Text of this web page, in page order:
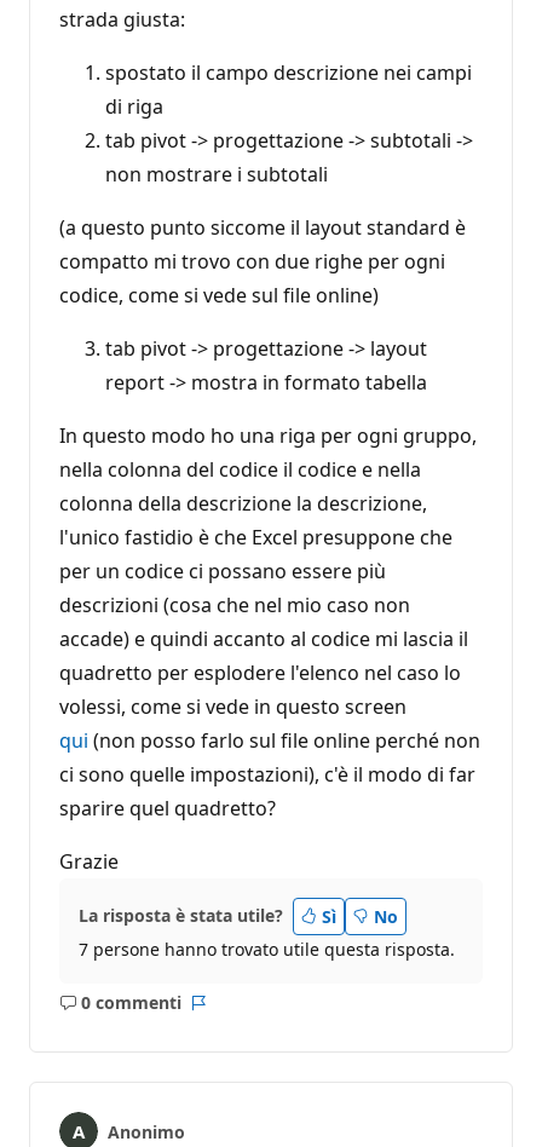
strada giusta:
spostato il campo descrizione nei campi
di riga
tab pivot -> progettazione -> subtotali ->
non mostrare i subtotali
(a questo punto siccome il layout standard è
compatto mi trovo con due righe per ogni
codice, come si vede sul file online)
tab pivot -> progettazione -> layout
report -> mostra in formato tabella
In questo modo ho una riga per ogni gruppo,
nella colonna del codice il codice e nella
colonna della descrizione la descrizione,
l'unico fastidio è che Excel presuppone che
per un codice ci possano essere più
descrizioni (cosa che nel mio caso non
accade) e quindi accanto al codice mi lascia il
quadretto per esplodere l'elenco nel caso lo
volessi, come si vede in questo screen
qui (non posso farlo sul file online perché non
ci sono quelle impostazioni), c'è il modo di far
sparire quel quadretto?
Grazie
La risposta è stata utile? Sì
No
7 persone hanno trovato utile questa risposta.
0 commenti
Nessun
Anonimo